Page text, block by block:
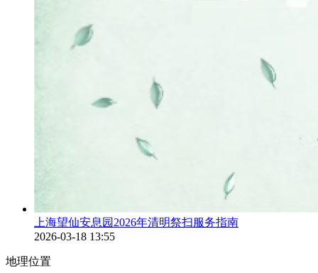
上海望仙安息园2026年清明祭扫服务指南
2026-03-18 13:55
地理位置